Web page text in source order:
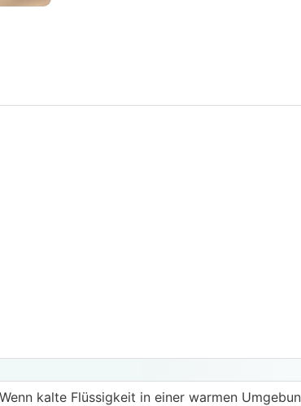
kalte Flüssigkeit in einer warmen